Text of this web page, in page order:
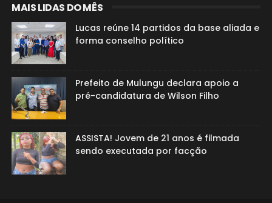
MAIS LIDAS DO MÊS
Lucas reúne 14 partidos da base aliada e
forma conselho político
Prefeito de Mulungu declara apoio a
pré-candidatura de Wilson Filho
ASSISTA! Jovem de 21 anos é filmada
sendo executada por facção